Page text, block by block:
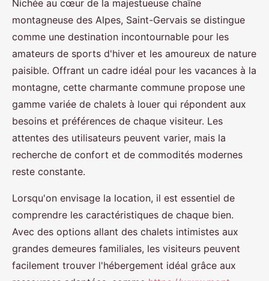
Nichée au cœur de la majestueuse chaîne
montagneuse des Alpes, Saint-Gervais se distingue
comme une destination incontournable pour les
amateurs de sports d'hiver et les amoureux de nature
paisible. Offrant un cadre idéal pour les vacances à la
montagne, cette charmante commune propose une
gamme variée de chalets à louer qui répondent aux
besoins et préférences de chaque visiteur. Les
attentes des utilisateurs peuvent varier, mais la
recherche de confort et de commodités modernes
reste constante.
Lorsqu'on envisage la location, il est essentiel de
comprendre les caractéristiques de chaque bien.
Avec des options allant des chalets intimistes aux
grandes demeures familiales, les visiteurs peuvent
facilement trouver l'hébergement idéal grâce aux